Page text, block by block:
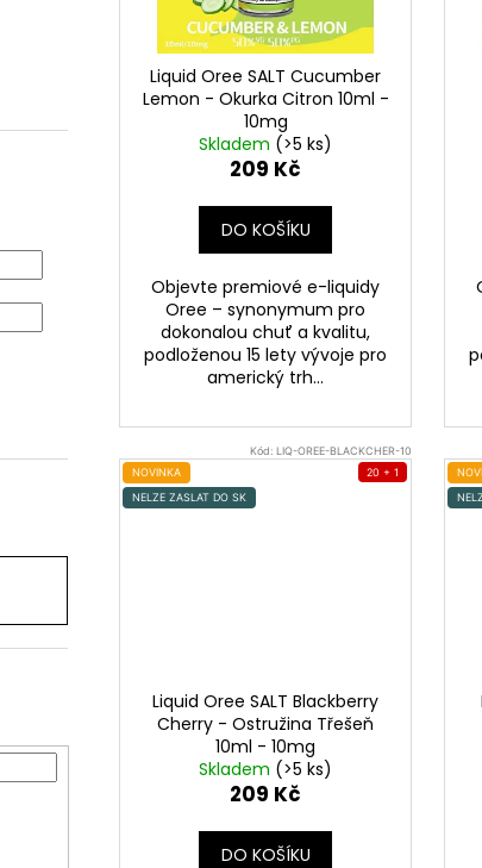
Liquid Oree SALT Cucumber
Lemon - Okurka Citron 10ml -
10mg
Skladem (>5 ks)
209 Kč
DO KOŠÍKU
Objevte premiové e-liquidy
Oree – synonymum pro
dokonalou chuť a kvalitu,
podloženou 15 lety vývoje pro
americký trh...
Kód: LIQ-OREE-BLACKCHER-10
NOVINKA
NELZE ZASLAT DO SK
20 + 1
Liquid Oree SALT Blackberry
Cherry - Ostružina Třešeň
10ml - 10mg
Skladem (>5 ks)
209 Kč
DO KOŠÍKU
DEKANG DESERT SHIP 10ML 11MG
149 Kč
Původně:195 Kč